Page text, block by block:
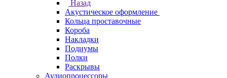
Назад
Акустическое оформление
Кольца проставочные
Короба
Накладки
Подиумы
Полки
Раскрывы
Аудиопроцессоры